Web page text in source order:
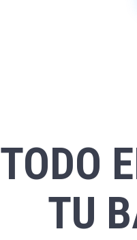
TODO
TU